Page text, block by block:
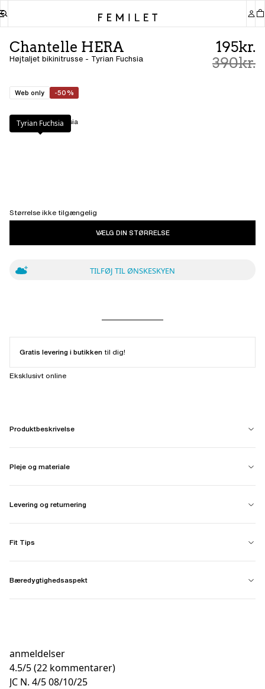
Chantelle HERA
Højtaljet bikinitrusse - Tyrian Fuchsia
195kr.
390kr.
Web only -50%
Farve: Tyrian Fuchsia
Tyrian Fuchsia
Størrelse ikke tilgængelig
VÆLG DIN STØRRELSE
TILFØJ TIL ØNSKESKYEN
Gratis levering i butikken til dig!
Eksklusivt online
Produktbeskrivelse
Pleje og materiale
Levering og returnering
Fit Tips
Bæredygtighedsaspekt
anmeldelser
4.5/5(22 kommentarer)
JC N. 4/508/10/25